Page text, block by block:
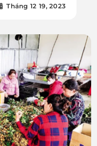
Tháng 12 19, 2023